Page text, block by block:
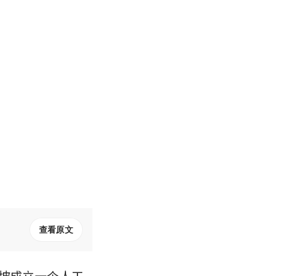
查看原文